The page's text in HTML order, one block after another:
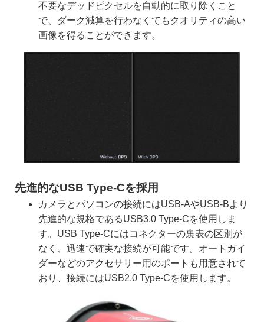
不要なデッドピクセルを自動的に取り除くこと
で、ダーク減算を行わなくてもクオリティの高い
画像を得ることができます。
先進的なUSB Type-Cを採用
カメラとパソコンの接続にはUSB-AやUSB-Bより
先進的な規格であるUSB3.0 Type-Cを使用しま
す。USB Type-Cにはコネクターの裏表の区別が
なく、迅速で確実な接続が可能です。オートガイ
ダーなどのアクセサリー用のポートも用意されて
おり、接続にはUSB2.0 Type-Cを使用します。